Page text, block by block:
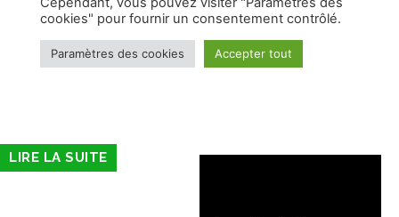
LIRE LA SUITE